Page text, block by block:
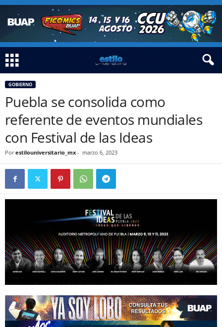
GOBIERNO
Puebla se consolida como
referente de eventos mundiales
con Festival de las Ideas
Por estilouniversitario_mx - marzo 6, 2023